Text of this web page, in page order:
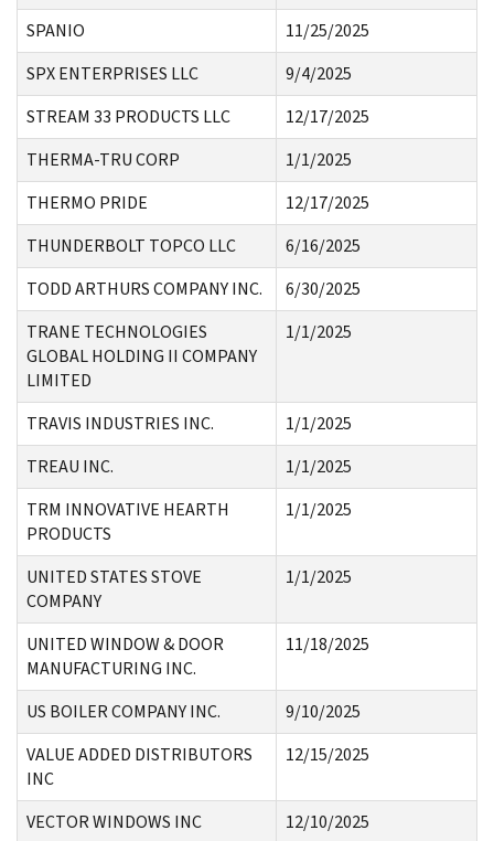
SPANIO
11/25/2025
SPX ENTERPRISES LLC
9/4/2025
STREAM 33 PRODUCTS LLC
12/17/2025
THERMA-TRU CORP
1/1/2025
THERMO PRIDE
12/17/2025
THUNDERBOLT TOPCO LLC
6/16/2025
TODD ARTHURS COMPANY INC.
6/30/2025
TRANE TECHNOLOGIES
GLOBAL HOLDING II COMPANY
LIMITED
1/1/2025
TRAVIS INDUSTRIES INC.
1/1/2025
TREAU INC.
1/1/2025
TRM INNOVATIVE HEARTH
PRODUCTS
1/1/2025
UNITED STATES STOVE
COMPANY
1/1/2025
UNITED WINDOW & DOOR
MANUFACTURING INC.
11/18/2025
US BOILER COMPANY INC.
9/10/2025
VALUE ADDED DISTRIBUTORS
INC
12/15/2025
VECTOR WINDOWS INC
12/10/2025